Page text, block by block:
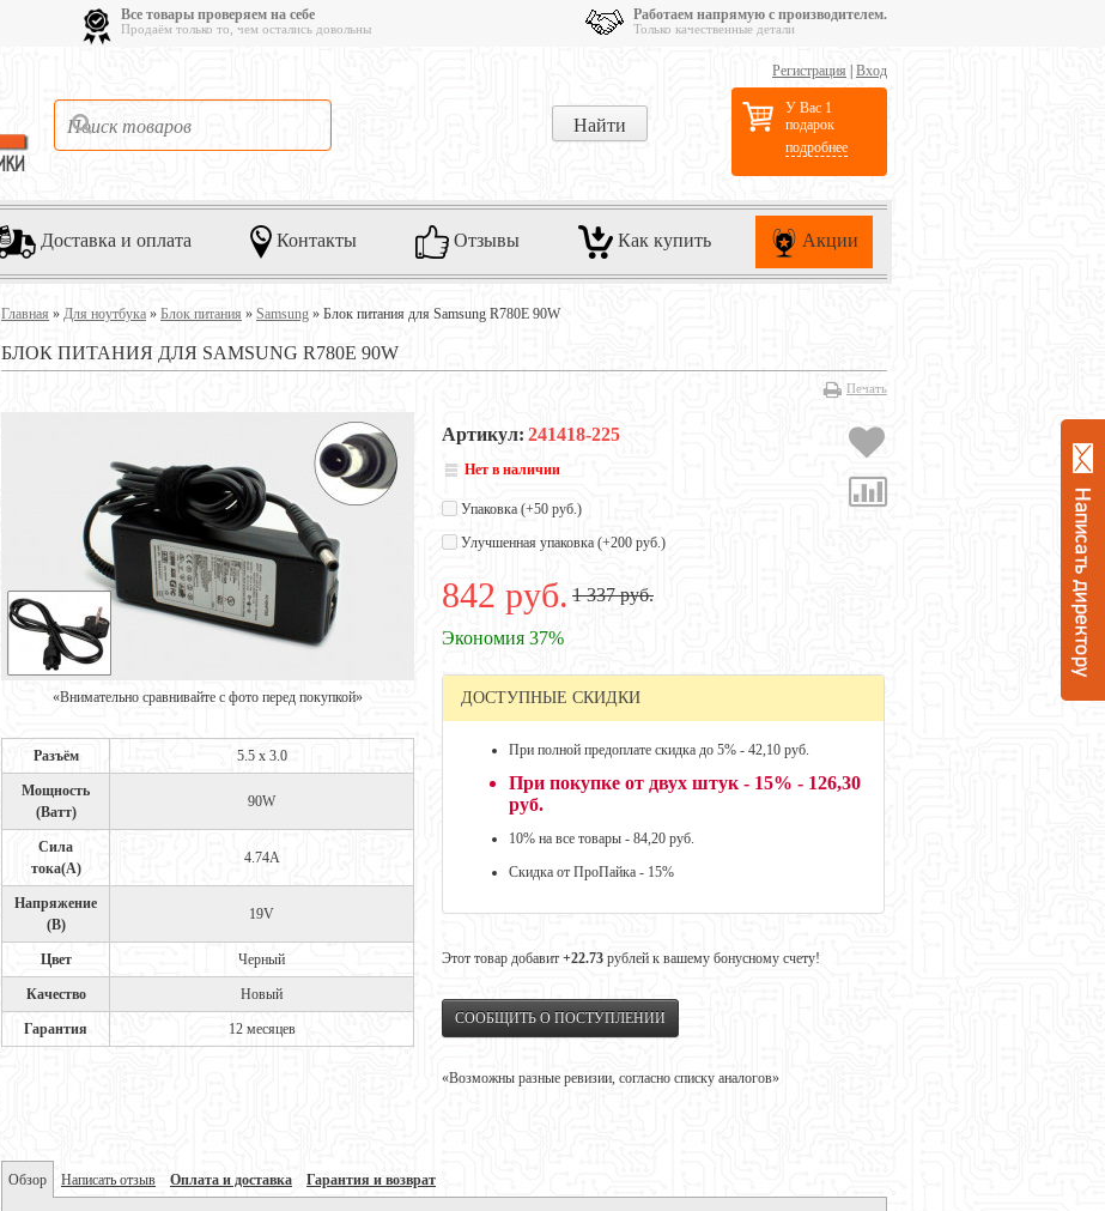
Все товары проверяем на себе
Продаём только то, чем остались довольны
Работаем напрямую с производителем.
Только качественные детали
Регистрация Вход
У Вас 1
подарок
подробнее
Доставка и оплата Контакты Отзывы Как купить Акции
Главная » Для ноутбука » Блок питания » Samsung » Блок питания для Samsung R780E 90W
БЛОК ПИТАНИЯ ДЛЯ SAMSUNG R780E 90W
Печать
«Внимательно сравнивайте с фото перед покупкой»
Разъём 5.5 x 3.0
Мощность
(Ватт)
90W
Сила
тока(А)
4.74A
Напряжение
(В)
19V
Цвет Черный
Качество Новый
Гарантия 12 месяцев
Артикул: 241418-225
Нет в наличии
Упаковка (+50 руб.)
Улучшенная упаковка (+200 руб.)
842 руб. 1 337 руб.
Экономия 37%
ДОСТУПНЫЕ СКИДКИ
При полной предоплате скидка до 5% - 42,10 руб.
При покупке от двух штук - 15% - 126,30
руб.
10% на все товары - 84,20 руб.
Скидка от ПроПайка - 15%
Этот товар добавит +22.73 рублей к вашему бонусному счету!
СООБЩИТЬ О ПОСТУПЛЕНИИ
«Возможны разные ревизии, согласно списку аналогов»
Обзор Написать отзыв Оплата и доставка Гарантия и возврат